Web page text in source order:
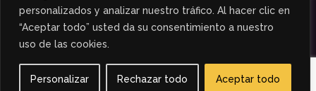
personalizados y analizar nuestro tráfico. Al hacer clic en
“Aceptar todo” usted da su consentimiento a nuestro
uso de las cookies.
Personalizar Rechazar todo Aceptar todo